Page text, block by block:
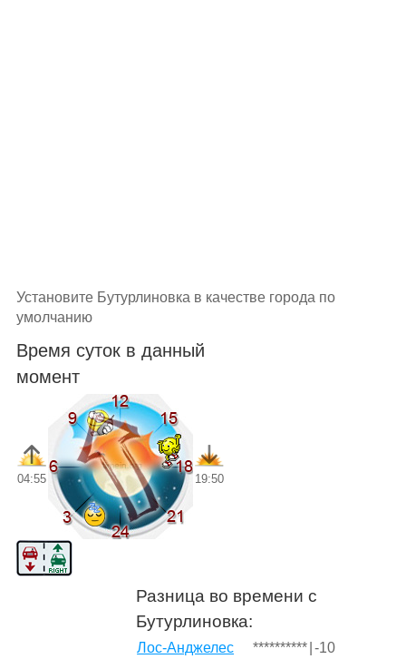
Установите Бутурлиновка в качестве города по
умолчанию
Время суток в данный
момент
04:55 19:50
Разница во времени с
Бутурлиновка:
Лос-Анджелес ********** -10